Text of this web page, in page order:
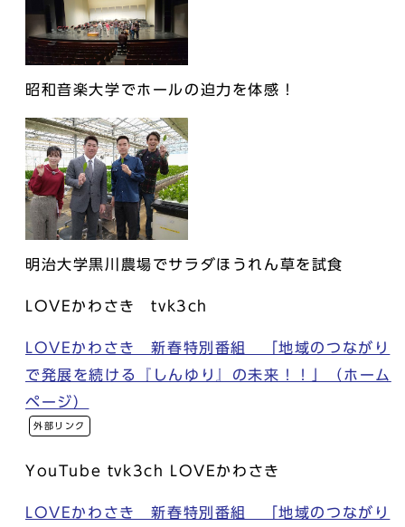
昭和音楽大学でホールの迫力を体感！
明治大学黒川農場でサラダほうれん草を試食
LOVEかわさき tvk3ch
LOVEかわさき 新春特別番組 「地域のつながり
で発展を続ける『しんゆり』の未来！！」（ホーム
ページ）
外部リンク
YouTube tvk3ch LOVEかわさき
LOVEかわさき 新春特別番組 「地域のつながり